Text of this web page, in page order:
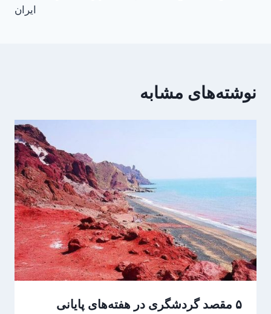
ایران
نوشته‌های مشابه
۵ مقصد گردشگری در هفته‌های پایانی